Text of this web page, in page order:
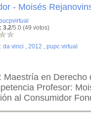
- Moisés
3.2/5.0 (49 votos)
da vinci , 2012 , pupc virtual
Maestría en Derecho
Profesor:
al Consumidor